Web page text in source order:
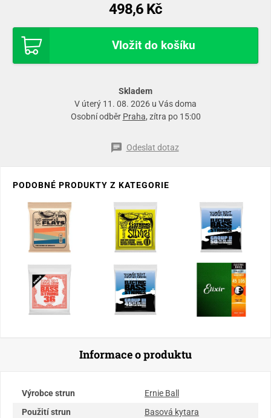
498,6 Kč
Vložit do košíku
Skladem
V úterý 11. 08. 2026 u Vás doma
Osobní odběr Praha, zítra po 15:00
Odeslat dotaz
PODOBNÉ PRODUKTY Z KATEGORIE
Informace o produktu
Výrobce strun
Ernie Ball
Použití strun
Basová kytara